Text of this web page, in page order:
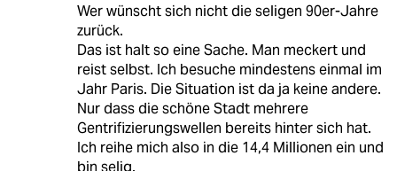
Wer wünscht sich nicht die seligen 90er-Jahre
zurück.
Das ist halt so eine Sache. Man meckert und
reist selbst. Ich besuche mindestens einmal im
Jahr Paris. Die Situation ist da ja keine andere.
Nur dass die schöne Stadt mehrere
Gentrifizierungswellen bereits hinter sich hat.
Ich reihe mich also in die 14,4 Millionen ein und
bin selig.